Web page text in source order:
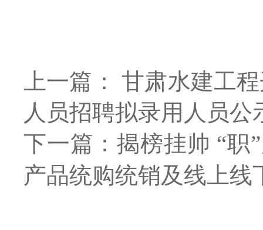
上一篇： 甘肃水建工
人员招聘拟录用人员公
下一篇：揭榜挂帅 “职
产品统购统销及线上